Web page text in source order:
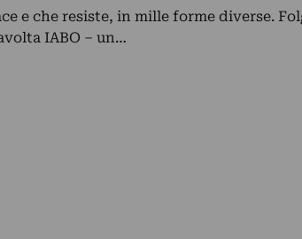
e che resiste, in mille forme diverse.
IABO – un…